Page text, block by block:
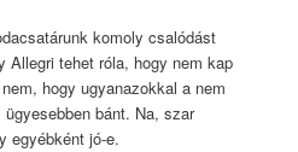
komoly csalódást
Allegri tehet róla, hogy nem kap
hogy ugyanazokkal a nem
bánt. Na, szar
egyébként jó-e.